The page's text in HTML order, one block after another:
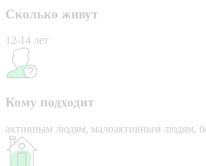
Сколько живут
12-14 лет
Кому подходит
активным людям, малоактивным людям,